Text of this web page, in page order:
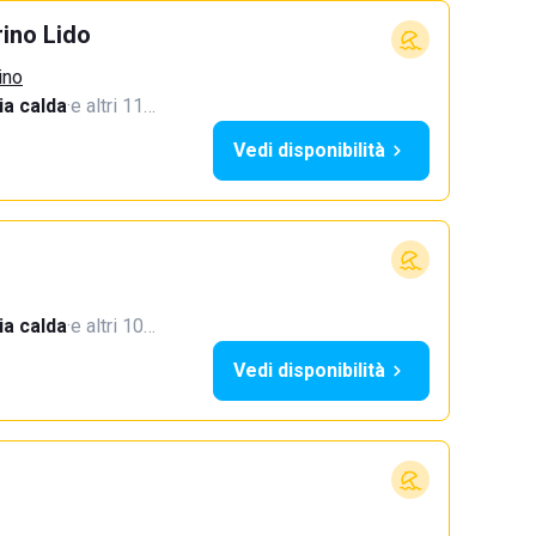
Lido
calda·e altri 11…
Vedi disponibilità
calda·e altri 10…
Vedi disponibilità